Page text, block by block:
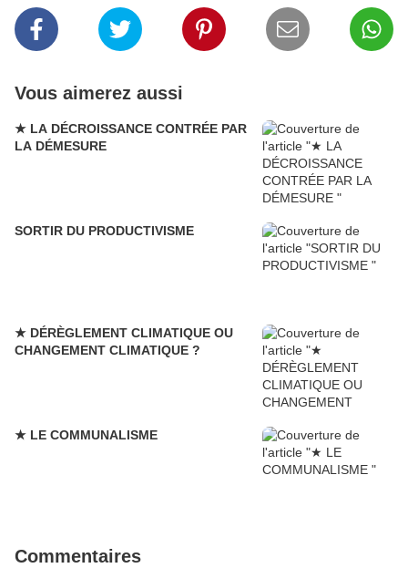
Vous aimerez aussi
★ LA DÉCROISSANCE CONTRÉE PAR
LA DÉMESURE
SORTIR DU PRODUCTIVISME
★ DÉRÈGLEMENT CLIMATIQUE OU
CHANGEMENT CLIMATIQUE ?
★ LE COMMUNALISME
Commentaires